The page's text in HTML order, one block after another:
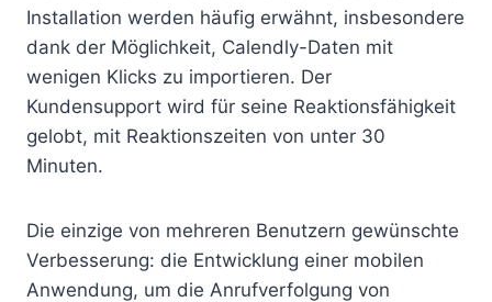
Installation werden häufig erwähnt, insbesondere
dank der Möglichkeit, Calendly-Daten mit
wenigen Klicks zu importieren. Der
Kundensupport wird für seine Reaktionsfähigkeit
gelobt, mit Reaktionszeiten von unter 30
Minuten.
Die einzige von mehreren Benutzern gewünschte
Verbesserung: die Entwicklung einer mobilen
Anwendung, um die Anrufverfolgung von